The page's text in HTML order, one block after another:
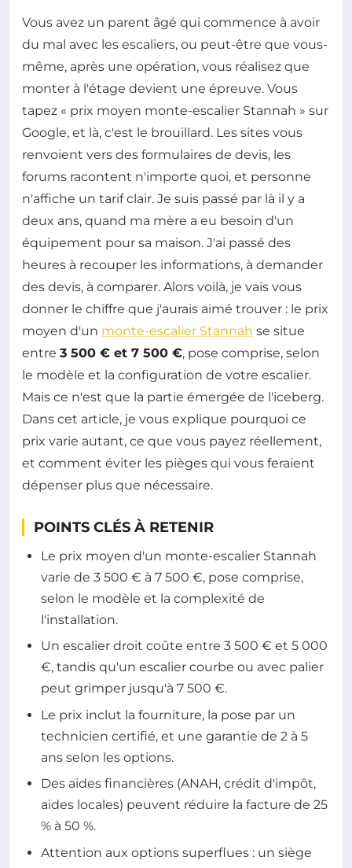
Vous avez un parent âgé qui commence à avoir
du mal avec les escaliers, ou peut-être que vous-
même, après une opération, vous réalisez que
monter à l'étage devient une épreuve. Vous
tapez « prix moyen monte-escalier Stannah » sur
Google, et là, c'est le brouillard. Les sites vous
renvoient vers des formulaires de devis, les
forums racontent n'importe quoi, et personne
n'affiche un tarif clair. Je suis passé par là il y a
deux ans, quand ma mère a eu besoin d'un
équipement pour sa maison. J'ai passé des
heures à recouper les informations, à demander
des devis, à comparer. Alors voilà, je vais vous
donner le chiffre que j'aurais aimé trouver : le prix
moyen d'un monte-escalier Stannah se situe
entre 3 500 € et 7 500 €, pose comprise, selon
le modèle et la configuration de votre escalier.
Mais ce n'est que la partie émergée de l'iceberg.
Dans cet article, je vous explique pourquoi ce
prix varie autant, ce que vous payez réellement,
et comment éviter les pièges qui vous feraient
dépenser plus que nécessaire.
POINTS CLÉS À RETENIR
Le prix moyen d'un monte-escalier Stannah
varie de 3 500 € à 7 500 €, pose comprise,
selon le modèle et la complexité de
l'installation.
Un escalier droit coûte entre 3 500 € et 5 000
€, tandis qu'un escalier courbe ou avec palier
peut grimper jusqu'à 7 500 €.
Le prix inclut la fourniture, la pose par un
technicien certifié, et une garantie de 2 à 5
ans selon les options.
Des aides financières (ANAH, crédit d'impôt,
aides locales) peuvent réduire la facture de 25
% à 50 %.
Attention aux options superflues : un siège